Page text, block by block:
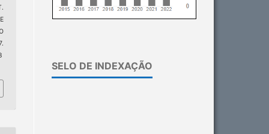
SELO DE INDEXAÇÃO